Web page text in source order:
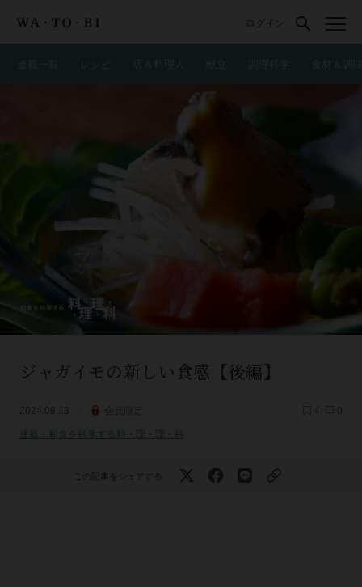
ログイン
レシピ 店＆料理人 献立 食材＆調
ジャガイモの新しい食感【後編】
連載：和食を科学する料・理・理・科
この記事をシェアする